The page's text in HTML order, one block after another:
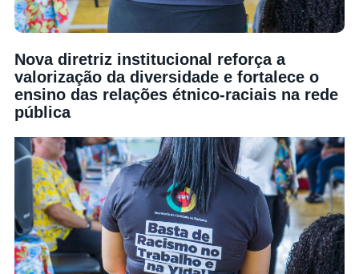
Nova diretriz institucional reforça a
valorização da diversidade e fortalece o
ensino das relações étnico-raciais na rede
pública